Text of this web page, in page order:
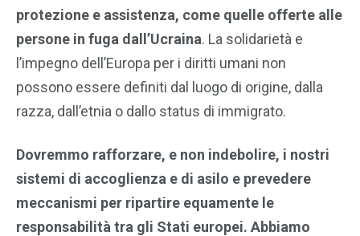
protezione e assistenza, come quelle offerte alle
persone in fuga dall’Ucraina. La solidarietà e
l’impegno dell’Europa per i diritti umani non
possono essere definiti dal luogo di origine, dalla
razza, dall’etnia o dallo status di immigrato.
Dovremmo rafforzare, e non indebolire, i nostri
sistemi di accoglienza e di asilo e prevedere
meccanismi per ripartire equamente le
responsabilità tra gli Stati europei. Abbiamo